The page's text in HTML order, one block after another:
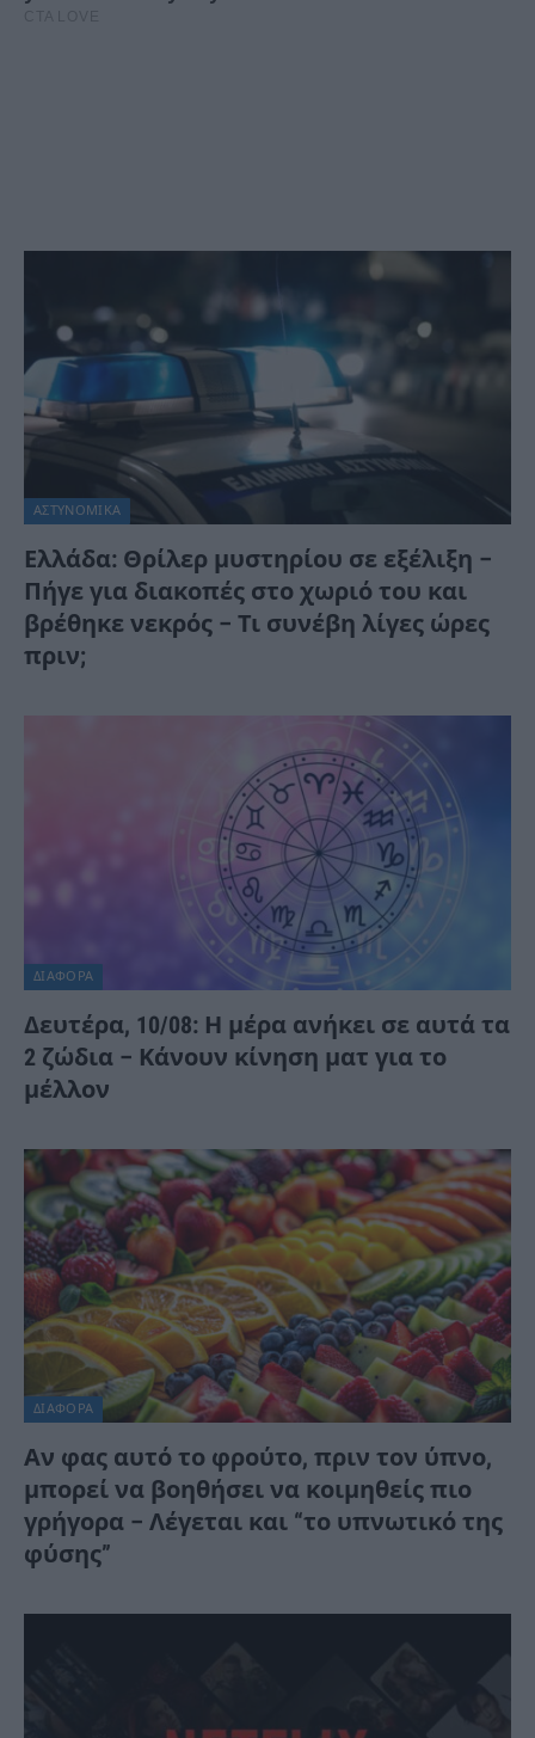
ΑΣΤΥΝΟΜΙΚΑ
Ελλάδα: Θρίλερ μυστηρίου σε εξέλιξη –
Πήγε για διακοπές στο χωριό του και
βρέθηκε νεκρός – Τι συνέβη λίγες ώρες
πριν;
ΔΙΆΦΟΡΑ
Δευτέρα, 10/08: Η μέρα ανήκει σε αυτά τα
2 ζώδια – Κάνουν κίνηση ματ για το
μέλλον
ΔΙΆΦΟΡΑ
Αν φας αυτό το φρούτο, πριν τον ύπνο,
μπορεί να βοηθήσει να κοιμηθείς πιο
γρήγορα – Λέγεται και “το υπνωτικό της
φύσης”